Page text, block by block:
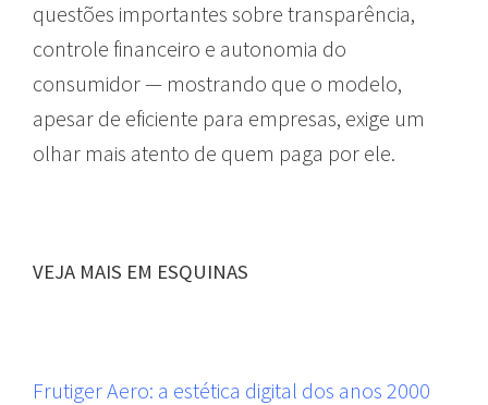
questões importantes sobre transparência,
controle financeiro e autonomia do
consumidor — mostrando que o modelo,
apesar de eficiente para empresas, exige um
olhar mais atento de quem paga por ele.
VEJA MAIS EM ESQUINAS
Frutiger Aero: a estética digital dos anos 2000